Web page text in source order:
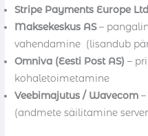
Stripe Payments Europe Ltd
Maksekeskus AS–
vahendamine (lisandub
Omniva (Eesti Post AS) –
kohaletoimetamine
Veebimajutus / Wavecom
(andmete säilitamine